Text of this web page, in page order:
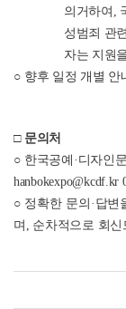
의거하여 ,
성범죄 관
자는 지원
○ 향후 일정 개별 안
□ 문의처
○ 한국공예 · 디자인
hanbokexpo@kcdf.kr
○ 정확한 문의 ·답변
며, 순차적으로 회